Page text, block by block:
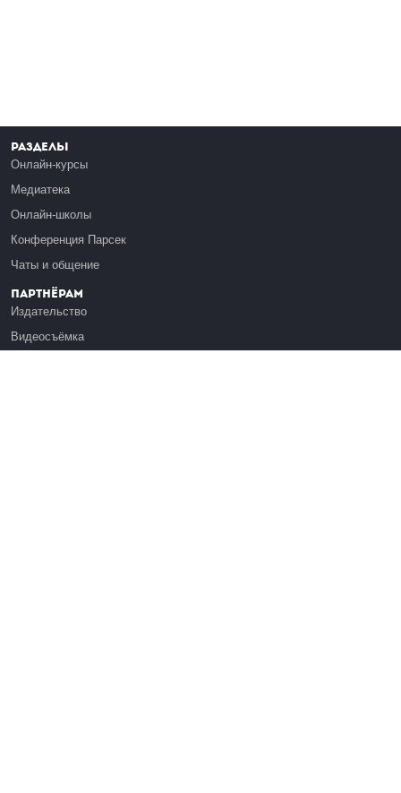
Разделы
Онлайн-курсы
Медиатека
Онлайн-школы
Конференция Парсек
Чаты и общение
Партнёрам
Издательство
Видеосъёмка